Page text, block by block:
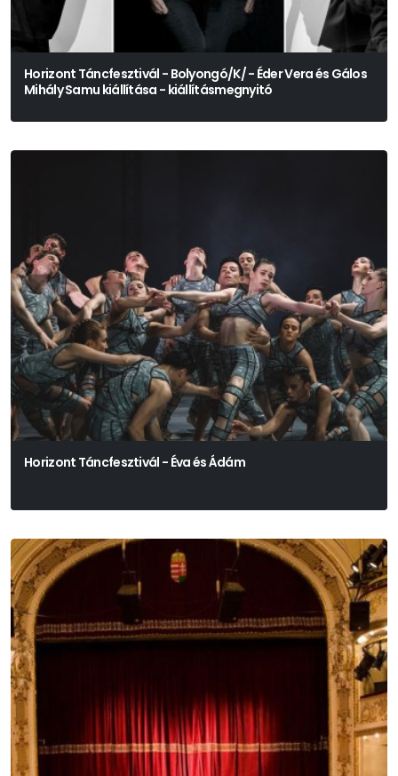
Horizont Táncfesztivál - Bolyongó/K/ - Éder Vera és Gálos
Mihály Samu kiállítása - kiállításmegnyitó
Horizont Táncfesztivál - Éva és Ádám